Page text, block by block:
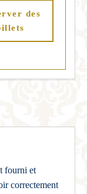
des
fourni et
correctement